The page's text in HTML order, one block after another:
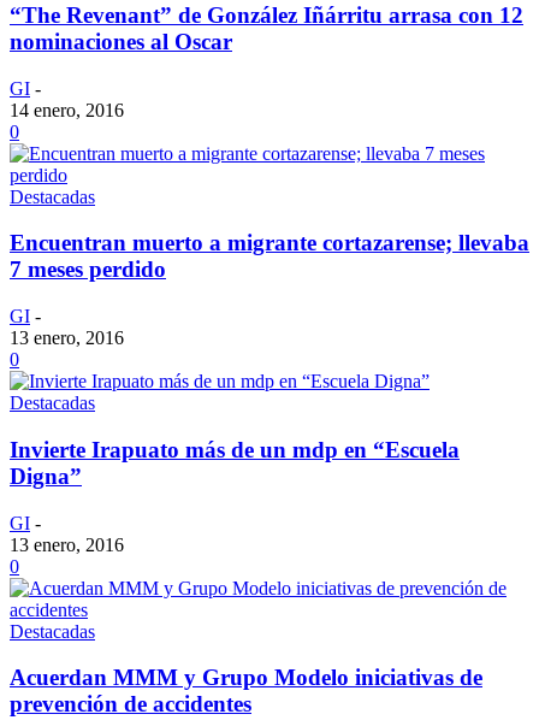
“The Revenant” de González Iñárritu arrasa con 12
nominaciones al Oscar
GI -
14 enero, 2016
0
Destacadas
Encuentran muerto a migrante cortazarense; llevaba
7 meses perdido
GI -
13 enero, 2016
0
Destacadas
Invierte Irapuato más de un mdp en “Escuela
Digna”
GI -
13 enero, 2016
0
Destacadas
Acuerdan MMM y Grupo Modelo iniciativas de
prevención de accidentes